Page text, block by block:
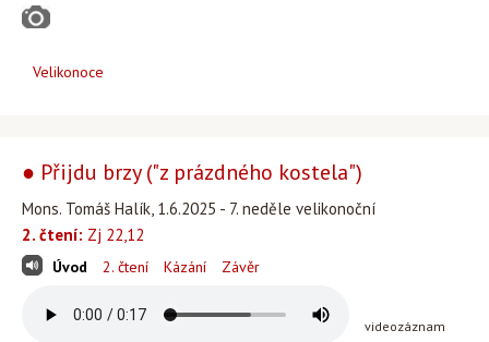
Velikonoce
● Přijdu brzy ("z prázdného kostela")
Mons. Tomáš Halík, 1.6.2025 - 7. neděle velikonoční
2. čtení: Zj 22,12
Úvod 2. čtení Kázání Závěr
videozáznam